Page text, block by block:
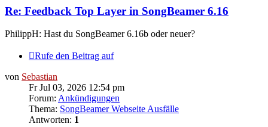
Re: Feedback Top Layer in SongBeamer 6.16
PhilippH: Hast du SongBeamer 6.16b oder neuer?
Rufe den Beitrag auf
von Sebastian
Fr Jul 03, 2026 12:54 pm
Forum: Ankündigungen
Thema: SongBeamer Webseite Ausfälle
Antworten: 1